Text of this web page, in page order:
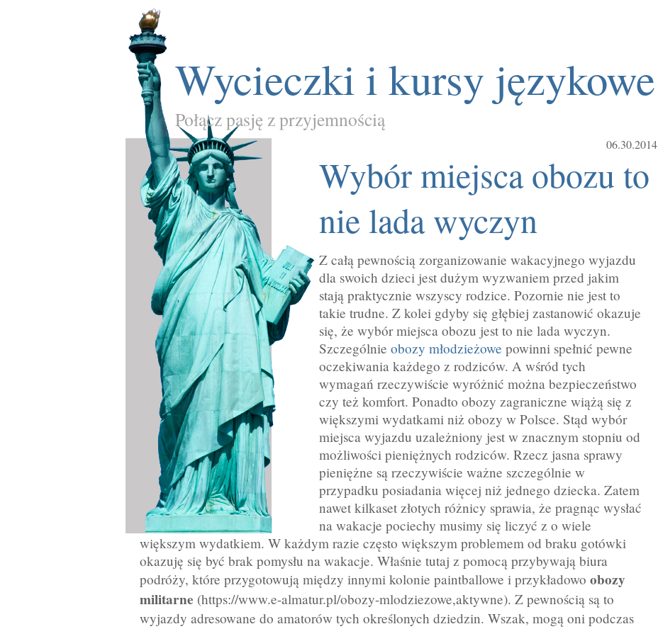
Wycieczki i kursy językowe
Połącz pasję z przyjemnością
06.30.2014
Wybór miejsca obozu to
nie lada wyczyn
Z całą pewnością zorganizowanie wakacyjnego wyjazdu
dla swoich dzieci jest dużym wyzwaniem przed jakim
stają praktycznie wszyscy rodzice. Pozornie nie jest to
takie trudne. Z kolei gdyby się głębiej zastanowić okazuje
się, że wybór miejsca obozu jest to nie lada wyczyn.
Szczególnie obozy młodzieżowe powinni spełnić pewne
oczekiwania każdego z rodziców. A wśród tych
wymagań rzeczywiście wyróżnić można bezpieczeństwo
czy też komfort. Ponadto obozy zagraniczne wiążą się z
większymi wydatkami niż obozy w Polsce. Stąd wybór
miejsca wyjazdu uzależniony jest w znacznym stopniu od
możliwości pieniężnych rodziców. Rzecz jasna sprawy
pieniężne są rzeczywiście ważne szczególnie w
przypadku posiadania więcej niż jednego dziecka. Zatem
nawet kilkaset złotych różnicy sprawia, że pragnąc wysłać
na wakacje pociechy musimy się liczyć z o wiele
większym wydatkiem. W każdym razie często większym problemem od braku gotówki
okazuję się być brak pomysłu na wakacje. Właśnie tutaj z pomocą przybywają biura
podróży, które przygotowują między innymi kolonie paintballowe i przykładowo obozy
militarne (https://www.e-almatur.pl/obozy-mlodziezowe,aktywne). Z pewnością są to
wyjazdy adresowane do amatorów tych określonych dziedzin. Wszak, mogą oni podczas